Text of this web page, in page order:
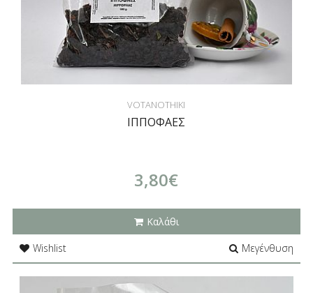
VOTANOTHIKI
ΙΠΠΟΦΑΕΣ
3,80€
Καλάθι
Wishlist
Μεγένθυση